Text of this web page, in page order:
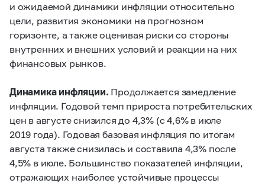
и ожидаемой динамики инфляции относительно
цели, развития экономики на прогнозном
горизонте, а также оценивая риски со стороны
внутренних и внешних условий и реакции на них
финансовых рынков.
Динамика инфляции. Продолжается замедление
инфляции. Годовой темп прироста потребительских
цен в августе снизился до 4,3% (с 4,6% в июле
2019 года). Годовая базовая инфляция по итогам
августа также снизилась и составила 4,3% после
4,5% в июле. Большинство показателей инфляции,
отражающих наиболее устойчивые процессы